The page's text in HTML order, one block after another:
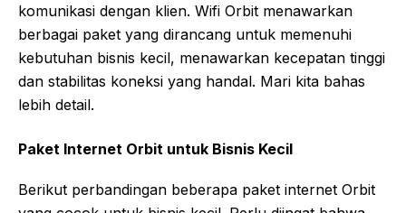
komunikasi dengan klien. Wifi Orbit menawarkan
berbagai paket yang dirancang untuk memenuhi
kebutuhan bisnis kecil, menawarkan kecepatan tinggi
dan stabilitas koneksi yang handal. Mari kita bahas
lebih detail.
Paket Internet Orbit untuk Bisnis Kecil
Berikut perbandingan beberapa paket internet Orbit